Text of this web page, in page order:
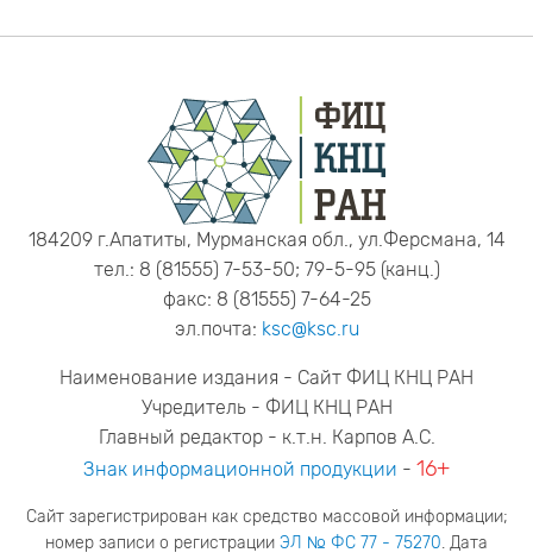
184209 г.Апатиты, Мурманская обл., ул.Ферсмана, 14
тел.: 8 (81555) 7-53-50; 79-5-95 (канц.)
факс: 8 (81555) 7-64-25
эл.почта: ksc@ksc.ru
Наименование издания - Сайт ФИЦ КНЦ РАН
Учредитель - ФИЦ КНЦ РАН
Главный редактор - к.т.н. Карпов А.С.
Знак информационной продукции - 16+
Сайт зарегистрирован как средство массовой информации;
номер записи о регистрации ЭЛ № ФС 77 - 75270. Дата